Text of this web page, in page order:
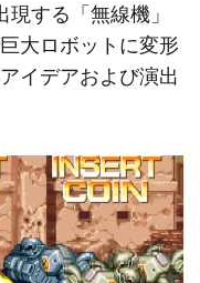
する「無線機」
大ロボットに変形
イデアおよび演出